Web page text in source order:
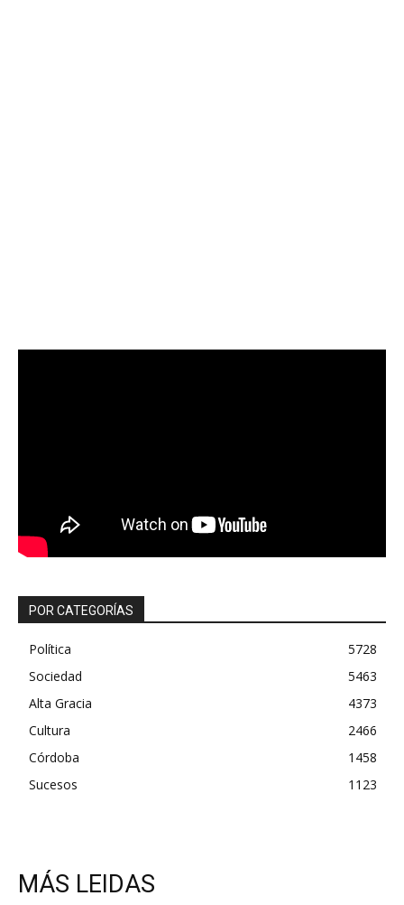
POR CATEGORÍAS
Política
5728
Sociedad
5463
Alta Gracia
4373
Cultura
2466
Córdoba
1458
Sucesos
1123
MÁS LEIDAS